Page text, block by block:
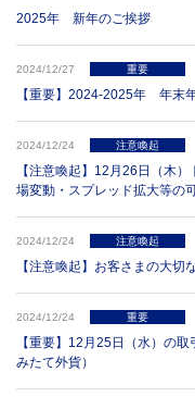
2025年 新年のご挨拶
2024/12/27 重要
【重要】2024-2025年 年末
2024/12/24 注意喚起
【注意喚起】12月26日（木
場変動・スプレッド拡大等の
2024/12/24 注意喚起
【注意喚起】お客さまの大
2024/12/24 重要
【重要】12月25日（水）の
みたて外貨）